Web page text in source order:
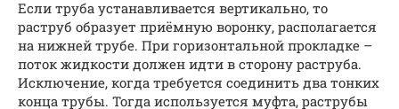
Если труба устанавливается вертикально, то
раструб образует приёмную воронку, располагается
на нижней трубе. При горизонтальной прокладке –
поток жидкости должен идти в сторону раструба.
Исключение, когда требуется соединить два тонких
конца трубы. Тогда используется муфта, раструбы